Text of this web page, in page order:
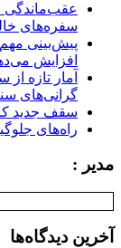
سفره‌های
پیش‌بینی مهم
افزایش
آمار تازه
گرانی‌های
سقف جدید
راه‌های
مدیر :
آخرین دیدگاه‌ها